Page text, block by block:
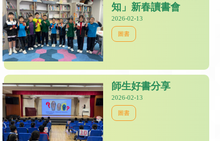
知」新春讀書會
2026-02-13
圖書
師生好書分享
2026-02-13
圖書